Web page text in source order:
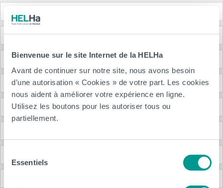
Bienvenue sur le site Internet de la HELHa
Avant de continuer sur notre site, nous avons besoin
d’une autorisation « Cookies » de votre part. Les cookies
nous aident à améliorer votre expérience en ligne.
Utilisez les boutons pour les autoriser tous ou
partiellement.
du Essentiels
Implantations
Programme des cours
Passerelles
Métiers, débouchés